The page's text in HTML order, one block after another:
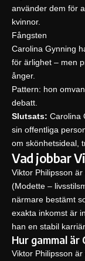
använder dem för
kvinnor.
Fångsten
Carolina Gynning
för ärlighet – men
ånger.
Pattern: hon
debatt.
Slutsats: Carolina
sin offentliga
om skönhetsideal,
Vad jobbar
Viktor Philipsson
(Modette –
närmare bestämt
exakta inkomst är
han en stabil
Hur gammal är
Viktor Philipsson